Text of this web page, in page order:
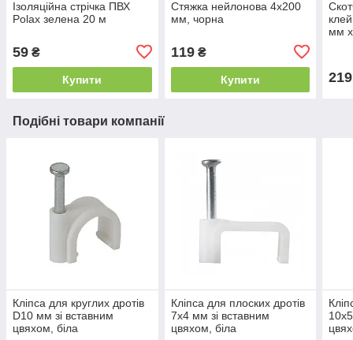
Ізоляційна стрічка ПВХ
Polax зелена 20 м
59 ₴
Купити
Стяжка нейлонова 4х200
мм, чорна
119₴
Купити
мм
219
Подібні товари компанії
Кліпса для круглих дротів
D10 мм зі вставним
цвяхом, біла
Кліпса для плоских дротів
7х4 мм зі вставним
цвяхом, біла